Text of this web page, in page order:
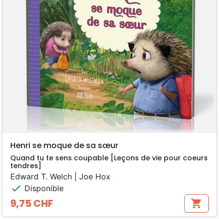
Henri se moque de sa sœur
Quand tu te sens coupable [Leçons de vie pour coeurs
tendres]
Edward T. Welch | Joe Hox
check Disponible
Prix
9,75 CHF shopping_cart